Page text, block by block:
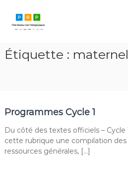
contenu
Pôle
Ressources
les
compétences
Étiquette :
Programmes Cycle 1
Du côté des textes officiels – Cycle
cette rubrique une compilation
ressources générales, […]